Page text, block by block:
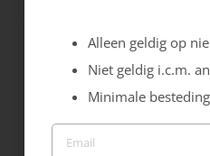
Alleen geldig op
Niet geldig i.c.m.
Minimale